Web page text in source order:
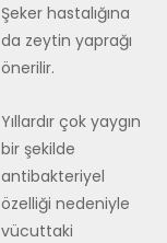
Şeker hastalığına
da zeytin yaprağı
önerilir.
Yıllardır çok yaygın
bir şekilde
antibakteriyel
özelliği nedeniyle
vücuttaki